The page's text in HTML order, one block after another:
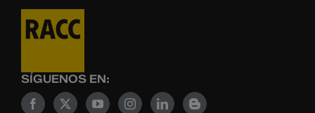
SÍGUENOS EN: